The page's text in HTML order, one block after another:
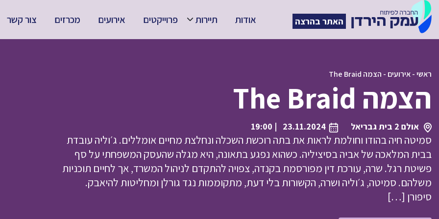
האתר בהרצה אודות תיירות פרוייקטים אירועים מכרזים צור קשר
ראשי-אירועים - הצמה The Braid
הצמה The Braid
אולם 2 בית גבריאל 23.11.2024
| 19:00
סמיטה חיה בהודו וחולמת לראות את בתה רוכשת השכלה ונחלצת מחיים אומללים. ג׳וליה עובדת
בבית המלאכה של אביה בסיציליה. כשהוא נפגע בתאונה, היא מגלה שהעסק המשפחתי על סף
פשיטת רגל. שרה, עורכת דין מפורסמת בקנדה, צפויה להתקדם לניהול המשרד, אך לחיים תוכניות
משלהם. סמיטה, ג׳וליה ושרה, הקשורות בלי דעת, מתקוממות נגד גורלן ומחליטות להיאבק.
סיפורן […]